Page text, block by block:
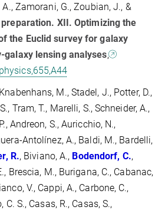
Zamorani, G., Zoubian, J., &
preparation. XII. Optimizing the
the Euclid survey for galaxy
galaxy lensing analyses,
M., Stadel, J., Potter, D.,
Tram, T., Marelli, S., Schneider, A.,
Andreon, S., Auricchio, N.,
Antolínez, A., Baldi, M., Bardelli,
R., Biviano, A., Bodendorf, C.,
Brescia, M., Burigana, C., Cabanac,
V., Cappi, A., Carbone, C.,
S., Casas, R., Casas, S.,